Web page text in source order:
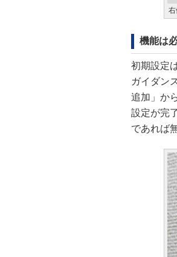
機能は
初期設定
ガイダン
追加」か
設定が完
であれば